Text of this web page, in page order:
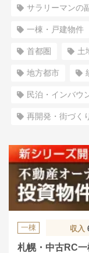
サラリーマンの
一棟・戸建物件
首都圏 土
地方都市
民泊・インバウ
再開発・街づく
一棟 収入
札幌・中古RC